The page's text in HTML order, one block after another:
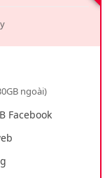
ngoài)
Facebook